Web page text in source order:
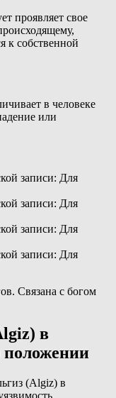
проявляет свое
к собственной
в человеке
или
записи: Для
записи: Для
записи: Для
записи: Для
Связана с богом
в
положении
(Algiz) в